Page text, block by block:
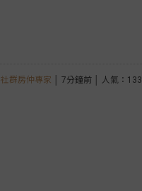
社群房仲專家 │ 7分鐘前 │ 人氣：133